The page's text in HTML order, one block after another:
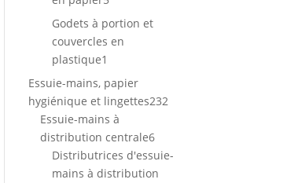
produits
Godets à portion et
couvercles en
plastique1
produit
Essuie-mains, papier
hygiénique et lingettes232
Essuie-mains à
distribution centrale66
produits
Distributrices d'essuie-
mains à distribution